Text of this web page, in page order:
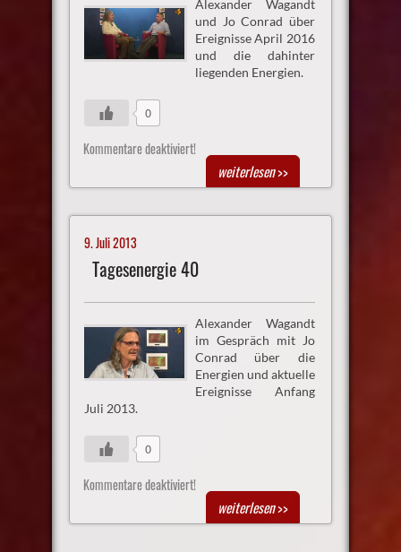
Alexander Wagandt
und Jo Conrad über
Ereignisse April 2016
und die dahinter
liegenden Energien.
0
Kommentare deaktiviert!
weiterlesen>>
9. Juli 2013
Tagesenergie 40
Alexander Wagandt
im Gespräch mit Jo
Conrad über die
Energien und aktuelle
Ereignisse Anfang
Juli 2013.
0
Kommentare deaktiviert!
weiterlesen>>